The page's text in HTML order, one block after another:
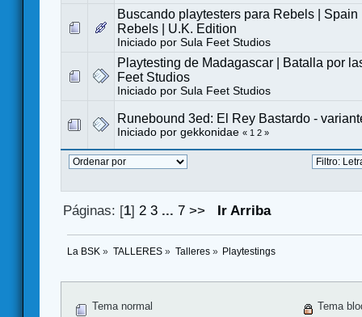
Buscando playtesters para Rebels | Spain
Rebels | U.K. Edition
Iniciado por Sula Feet Studios
Playtesting de Madagascar | Batalla por
Feet Studios
Iniciado por Sula Feet Studios
Runebound 3ed: El Rey Bastardo -
Iniciado por gekkonidae « 1 2 »
Páginas: [1] 2 3 ...7 >> Ir Arriba
La BSK » TALLERES» Talleres» Playtestings
Tema normal
Tema